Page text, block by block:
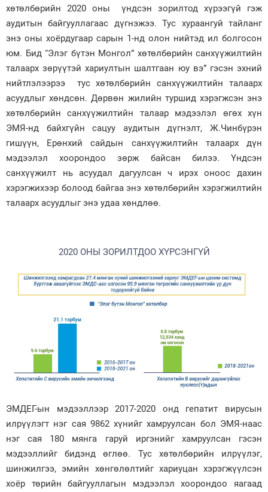
хөтөлбөрийн 2020 оны үндсэн зорилтод хүрээгүй гэж
аудитын байгууллагаас дүгнэжээ. Тус хураангуй тайланг
энэ оны хоёрдугаар сарын 1-нд олон нийтэд ил болгосон
юм. Бид “Элэг бүтэн Монгол” хөтөлбөрийн санхүүжилтийн
талаарх зөрүүтэй хариултын шалтгаан юу вэ” гэсэн эхний
нийтлэлээрээ тус хөтөлбөрийн санхүүжилтийн талаарх
асуудлыг хөндсөн. Дөрвөн жилийн туршид хэрэгжсэн энэ
хөтөлбөрийн санхүүжилтийн талаар мэдээлэл өгөх хүн
ЭМЯ-нд байхгүйн сацуу аудитын дүгнэлт, Ж.Чинбүрэн
гишүүн, Ерөнхий сайдын санхүүжилтийн талаарх дүн
мэдээлэл хоорондоо зөрж байсан билээ. Үндсэн
санхүүжилт нь асуудал дагуулсан ч ирэх оноос дахин
хэрэгжихээр болоод байгаа энэ хөтөлбөрийн хэрэгжилтийн
талаарх асуудлыг энэ удаа хөндлөө.
2020 ОНЫ ЗОРИЛТДОО ХҮРСЭНГҮЙ
ЭМДЕГ-ын мэдээллээр 2017-2020 онд гепатит вирусын
илрүүлэгт нэг сая 9862 хүнийг хамруулсан бол ЭМЯ-наас
нэг сая 180 мянга гаруй иргэнийг хамруулсан гэсэн
мэдээллийг бидэнд өглөө. Тус хөтөлбөрийн илрүүлэг,
шинжилгээ, эмийн хөнгөлөлтийг хариуцан хэрэгжүүлсэн
хоёр төрийн байгууллагын мэдээлэл хоорондоо яагаад